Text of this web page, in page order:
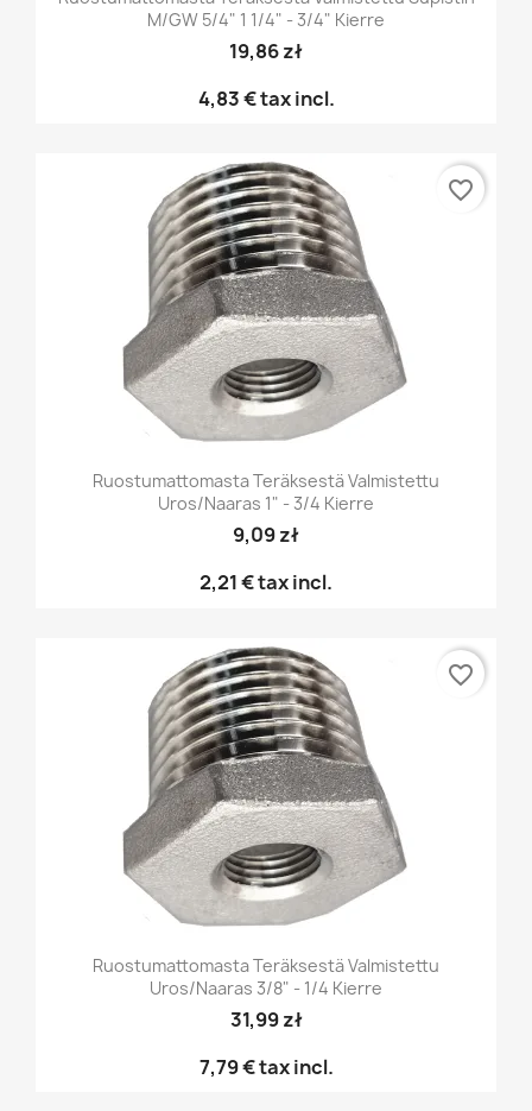
M/GW 5/4" 1 1/4" - 3/4" Kierre
19,86 zł
4,83 €tax incl.
Ruostumattomasta Teräksestä Valmistettu
Uros/naaras 1" - 3/4 Kierre
9,09 zł
2,21 €tax incl.
favorite_border
Ruostumattomasta Teräksestä Valmistettu
Uros/naaras 3/8" - 1/4 Kierre
31,99 zł
7,79 €tax incl.
favorite_border